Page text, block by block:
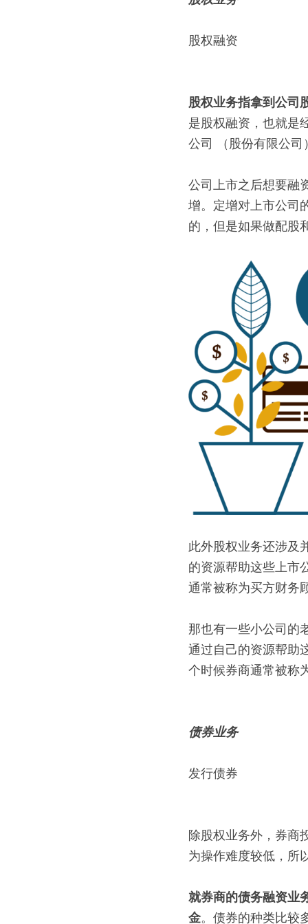
股权融资
股权业务指拿到公司
是股权融资，也就是
公司 （股份有限公
公司上市之后想要融
增。定增对上市公司
的，但是如果做配股
此外股权业务还涉及
的资源帮助这些上市
通常被称为买方财务
那也有一些小公司的
通过自己的资源帮助
个时候券商通常被称
债券业务
发行债券
除股权业务外，券商
为操作难度较低，所
就券商的债务融资业
金。债券的种类比较